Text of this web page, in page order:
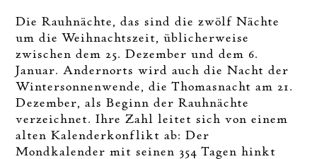
Die Rauhnächte, das sind die zwölf Nächte
um die Weihnachtszeit, üblicherweise
zwischen dem 25. Dezember und dem 6.
Januar. Andernorts wird auch die Nacht der
Wintersonnenwende, die Thomasnacht am 21.
Dezember, als Beginn der Rauhnächte
verzeichnet. Ihre Zahl leitet sich von einem
alten Kalenderkonflikt ab: Der
Mondkalender mit seinen 354 Tagen hinkt